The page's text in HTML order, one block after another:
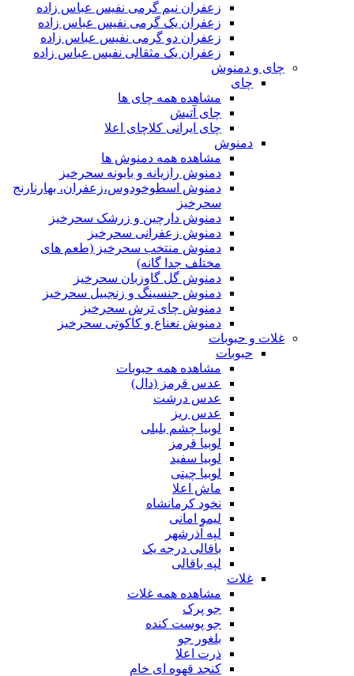
زعفران نیم گرمی نفیس عباس زاده
زعفران یک گرمی نفیس عباس زاده
زعفران دو گرمی نفیس عباس زاده
زعفران یک مثقالی نفیس عباس زاده
چای و دمنوش
چای
مشاهده همه چای ها
چای آتیش
چای ایرانی کلاچای اعلا
دمنوش
مشاهده همه دمنوش ها
دمنوش رازیانه و بابونه سحرخیز
دمنوش اسطوخودوس،زعفران، بهارنارنج
سحرخیز
دمنوش دارچین و زرشک سحرخیز
دمنوش زعفرانی سحرخیز
دمنوش منتخب سحرخیز (طعم های
مختلف جدا گانه)
دمنوش گل گاوزبان سحرخیز
دمنوش جنسینگ و زنجبیل سحرخیز
دمنوش چای ترش سحرخیز
دمنوش نعناع و کاکوتی سحرخیز
غلات و حبوبات
حبوبات
مشاهده همه حبوبات
عدس قرمز (دال)
عدس درشت
عدس ریز
لوبیا چشم بلبلی
لوبیا قرمز
لوبیا سفید
لوبیا چیتی
ماش اعلا
نخود کرمانشاه
لیمو امانی
لپه آذرشهر
باقالی درجه یک
لپه باقالی
غلات
مشاهده همه غلات
جو پرک
جو پوست کنده
بلغور جو
ذرت اعلا
کنجد قهوه ای خام